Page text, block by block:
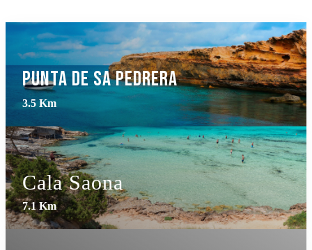
Punta de Sa Pedrera
3.5 Km
Cala Saona
7.1 Km